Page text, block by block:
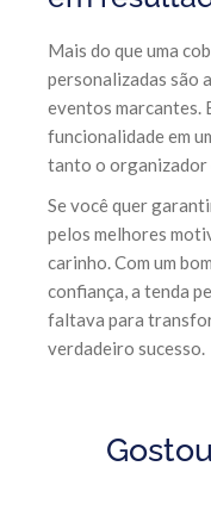
Mais do que uma
personalizadas são
eventos marcantes.
funcionalidade em
tanto o organizador
Se você quer
pelos melhores
carinho. Com um
confiança, a tenda
faltava para
verdadeiro sucesso.